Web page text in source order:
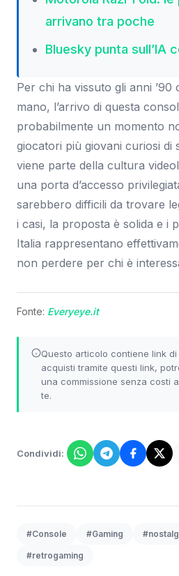
arrivano tra poche
Bluesky punta sull’IA
Per chi ha vissuto gli anni
mano, l’arrivo di questa
probabilmente un momento
giocatori più giovani curiosi di
viene parte della cultura
una porta d’accesso
sarebbero difficili da trovare
i casi, la proposta è solida e i
Italia rappresentano
non perdere per chi è
Fonte: Everyeye.it
Questo articolo contiene link di
acquisti tramite questi link,
una commissione senza costi
te.
Condividi:
#Console #Gaming
#retrogaming